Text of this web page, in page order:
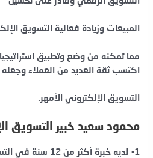
المبيعات وزيادة فعالية التسويق
مما تمكنه من وضع وتطبيق
اكتسب ثقة العديد من العملاء وجعله
التسويق الإلكتروني الأمهر.
محمود سعيد خبير التسويق
1- لديه خبرة أكثر من 12 سنة في التسويق الإلكتروني.